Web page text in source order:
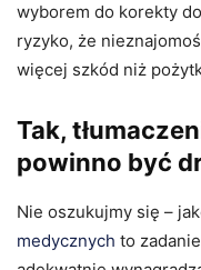
wyborem do korekty
ryzyko, że
więcej szkód niż
Tak,
powinno być
Nie oszukujmy się –
medycznych to